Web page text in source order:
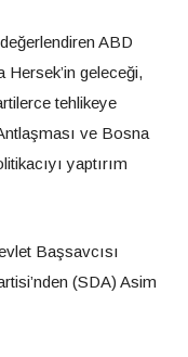
ABD
Hersek’in geleceği,
tehlikeye
ve Bosna
yaptırım
Başsavcısı
(SDA) Asim